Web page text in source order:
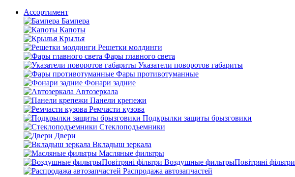
Ассортимент
Бампера
Капоты
Крылья
Решетки молдинги
Фары главного света
Указатели поворотов габариты
Фары противотуманные
Фонари задние
Автозеркала
Панели крепежи
Ремчасти кузова
Подкрылки защиты брызговики
Стеклоподъемники
Двери
Вкладыш зеркала
Масляные фильтры
Воздушные фильтрыПовітряні фільтри
Распродажа автозапчастей